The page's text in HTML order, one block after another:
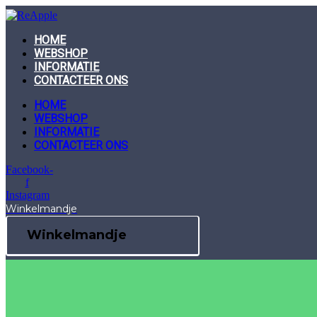
Skip
to
contentHOME
WEBSHOP
INFORMATIE
CONTACTEER ONS
HOME
WEBSHOP
INFORMATIE
CONTACTEER ONS
Facebook-
f
Instagram
Winkelmandje
Winkelmandje